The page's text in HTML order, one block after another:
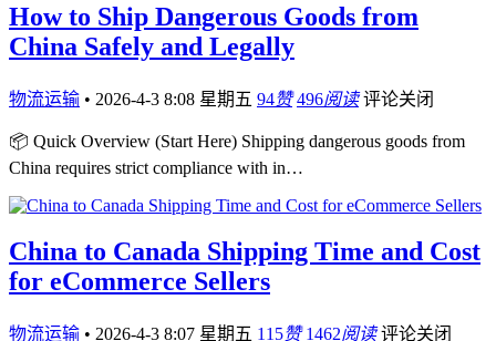
How to Ship Dangerous Goods from
China Safely and Legally
物流运输 • 2026-4-3 8:08 星期五 94赞 496阅读 评论关闭
📦 Quick Overview (Start Here) Shipping dangerous goods from
China requires strict compliance with in…
China to Canada Shipping Time and Cost
for eCommerce Sellers
物流运输 • 2026-4-3 8:07 星期五 115赞 1462阅读 评论关闭